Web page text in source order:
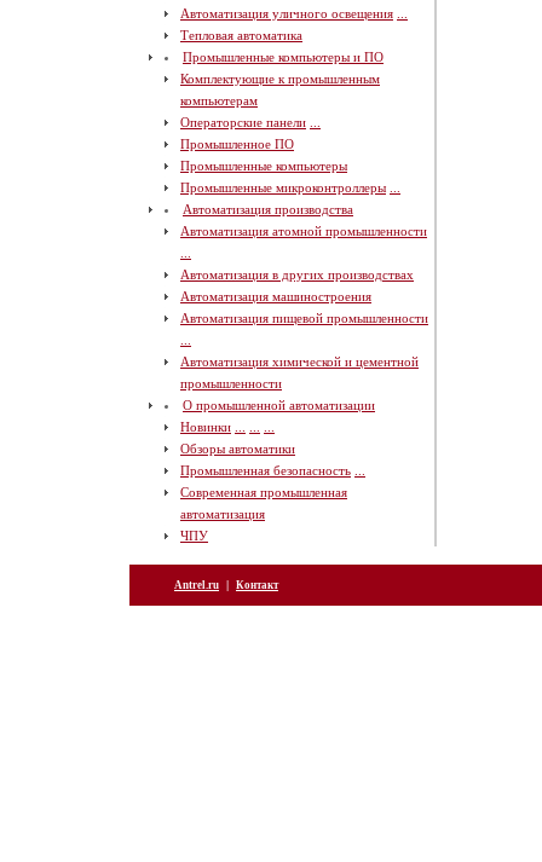
Автоматизация уличного освещения
Тепловая автоматика
Промышленные компьютеры и ПО
Комплектующие к промышленным
компьютерам
Операторские панели
Промышленное ПО
Промышленные компьютеры
Промышленные микроконтроллеры
Автоматизация производства
Автоматизация атомной промышленности
Автоматизация в других производствах
Автоматизация машиностроения
Автоматизация пищевой промышленности
Автоматизация химической и цементной
промышленности
О промышленной автоматизации
Новинки
Обзоры автоматики
Промышленная безопасность
Современная промышленная
автоматизация
ЧПУ
Antrel.ru | Контакт